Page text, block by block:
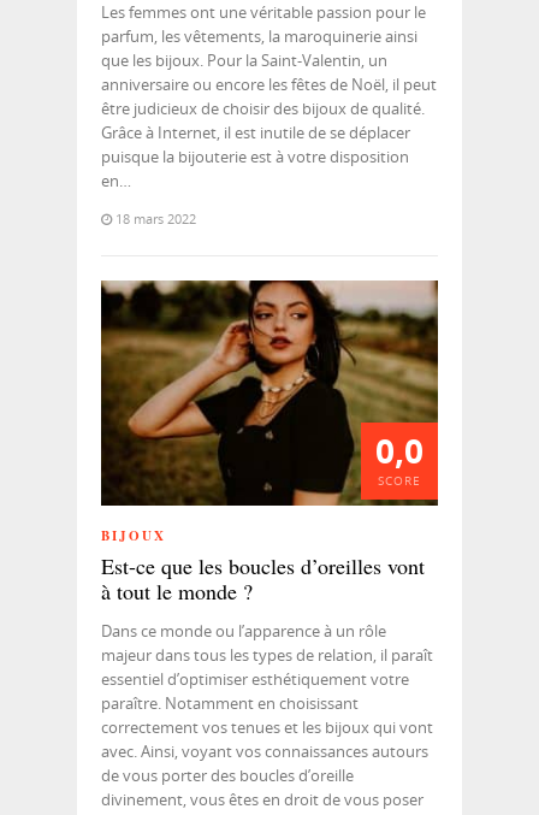
Les femmes ont une véritable passion pour le
parfum, les vêtements, la maroquinerie ainsi
que les bijoux. Pour la Saint-Valentin, un
anniversaire ou encore les fêtes de Noël, il peut
être judicieux de choisir des bijoux de qualité.
Grâce à Internet, il est inutile de se déplacer
puisque la bijouterie est à votre disposition
en…
18 mars 2022
0,0
SCORE
BIJOUX
Est-ce que les boucles d’oreilles vont
à tout le monde ?
Dans ce monde ou l’apparence à un rôle
majeur dans tous les types de relation, il paraît
essentiel d’optimiser esthétiquement votre
paraître. Notamment en choisissant
correctement vos tenues et les bijoux qui vont
avec. Ainsi, voyant vos connaissances autours
de vous porter des boucles d’oreille
divinement, vous êtes en droit de vous poser